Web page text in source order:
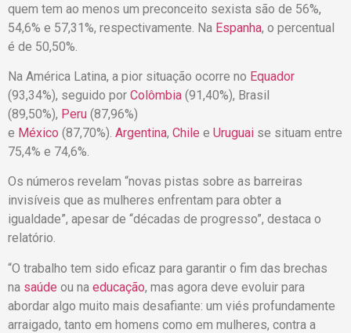
quem tem ao menos um preconceito sexista são de 56%,
54,6% e 57,31%, respectivamente. Na Espanha, o percentual
é de 50,50%.
Na América Latina, a pior situação ocorre no Equador
(93,34%), seguido por Colômbia (91,40%), Brasil
(89,50%), Peru (87,96%)
e México (87,70%). Argentina, Chile e Uruguai se situam entre
75,4% e 74,6%.
Os números revelam “novas pistas sobre as barreiras
invisíveis que as mulheres enfrentam para obter a
igualdade”, apesar de “décadas de progresso”, destaca o
relatório.
“O trabalho tem sido eficaz para garantir o fim das brechas
na saúde ou na educação, mas agora deve evoluir para
abordar algo muito mais desafiante: um viés profundamente
arraigado, tanto em homens como em mulheres, contra a